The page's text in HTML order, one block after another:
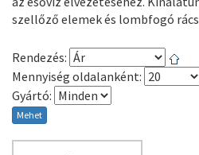
szellőző elemek és lombfogó
Rendezés:
Mennyiség oldalanként:
Gyártó:
Mehet